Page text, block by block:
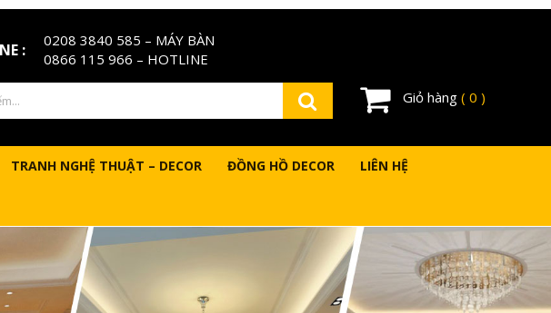
: 0208 3840 585 – MÁY BÀN
0866 115 966 – HOTLINE
Giỏ hàng ( 0 )
TRANH NGHỆ THUẬT – DECOR ĐỒNG HỒ DECOR LIÊN HỆ